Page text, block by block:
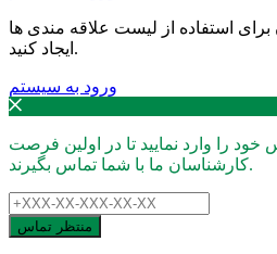
استفاده از لیست علاقه مندی ها
ایجاد کنید.
ورود به سیستم
را وارد نمایید تا در اولین فرصت
کارشناسان ما با شما تماس بگیرند.
منتظر تماس